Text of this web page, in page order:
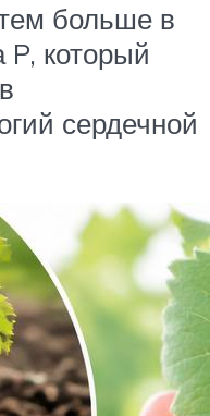
больше в
P, который
сердечной